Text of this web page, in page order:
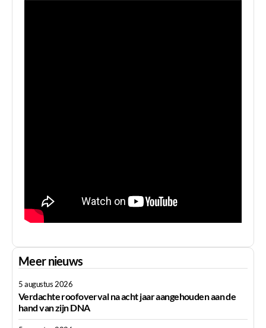
Meer nieuws
5 augustus 2026
Verdachte roofoverval na acht jaar aangehouden aan de
hand van zijn DNA